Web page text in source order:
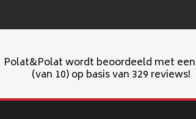
Polat&Polat wordt beoordeeld met een
(van 10) op basis van 329 reviews!